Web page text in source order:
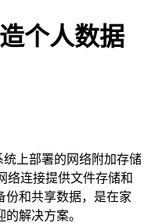
个人数据
统上部署的网络附加存储
络连接提供文件存储和
份和共享数据，是在家
解决方案。